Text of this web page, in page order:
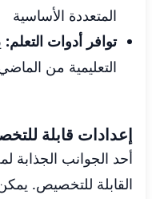
المتعددة الأساسية
توافر أدوات التعلم:
التعليمية من
إعدادات قابلة
القابلة للتخصيص.